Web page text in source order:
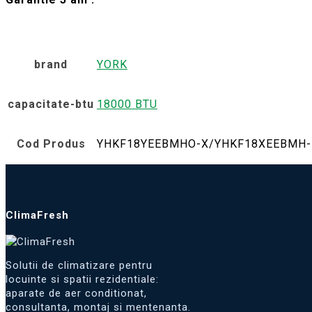
brand YORK
capacitate-btu 18000 BTU
Cod Produs YHKF18YEEBMHO-X/
ClimaFresh
Solutii de climatizare pentru
locuinte si spatii rezidentiale:
aparate de aer conditionat,
consultanta, montaj si mentenanta.